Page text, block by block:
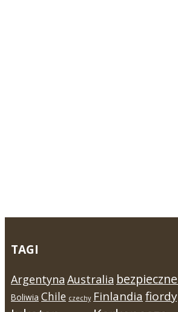
TAGI
Argentyna Australia
Boliwia Chile czechy Finlandia fiordy